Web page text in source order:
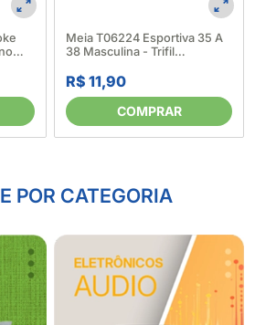
Meia T06224 Esportiva 35 A
38 Masculina - Trifil
R$ 11,90
COMPRAR
POR CATEGORIA